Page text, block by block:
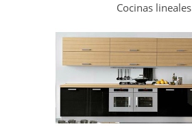
Cocinas lineales